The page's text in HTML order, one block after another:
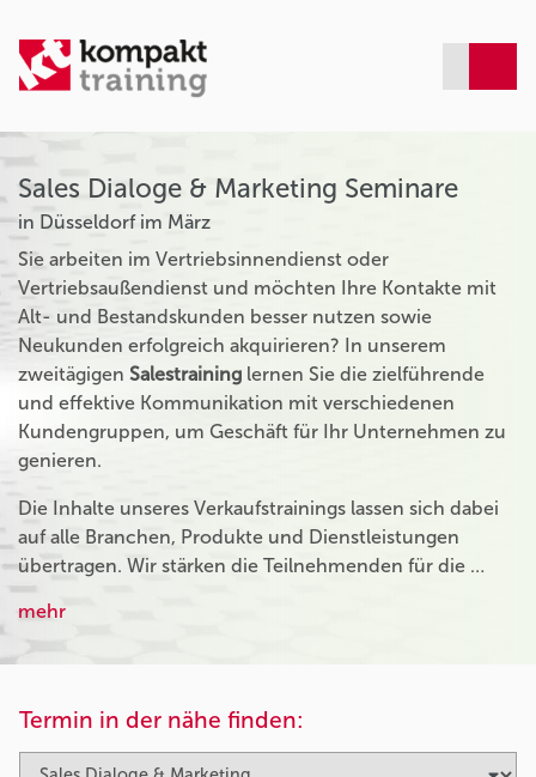
Sales Dialoge & Marketing Seminare
in Düsseldorf im März
Sie arbeiten im Vertriebsinnendienst oder
Vertriebsaußendienst und möchten Ihre Kontakte mit
Alt- und Bestandskunden besser nutzen sowie
Neukunden erfolgreich akquirieren? In unserem
zweitägigen Salestraining lernen Sie die zielführende
und effektive Kommunikation mit verschiedenen
Kundengruppen, um Geschäft für Ihr Unternehmen zu
genieren.
Die Inhalte unseres Verkaufstrainings lassen sich dabei
auf alle Branchen, Produkte und Dienstleistungen
übertragen. Wir stärken die Teilnehmenden für die …
mehr
Termin in der nähe finden: